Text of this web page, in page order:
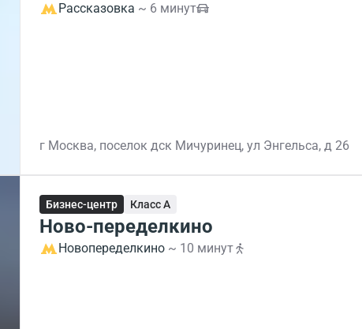
Рассказовка ~ 6 минут
г Москва, поселок дск Мичуринец, ул Энгельса, д 26
Бизнес-центр Класс A
Ново-переделкино
Новопеределкино ~ 10 минут